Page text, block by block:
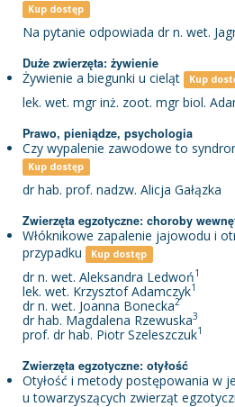
Kup dostęp
Na pytanie odpowiada dr n. wet.
Duże zwierzęta: żywienie
Żywienie a biegunki u cieląt Kup
lek. wet. mgr inż. zoot. mgr biol.
Prawo, pieniądze, psychologia
Czy wypalenie zawodowe to
Kup dostęp
dr hab. prof. nadzw. Alicja Gałązka
Zwierzęta egzotyczne: choroby
Włóknikowe zapalenie jajowodu i
przypadku
Kup dostęp
dr n. wet. Aleksandra Ledwoń1
lek. wet. Krzysztof Adamczyk1
dr n. wet. Joanna Bonecka2
dr hab. Magdalena Rzewuska3
prof. dr hab. Piotr Szeleszczuk1
Zwierzęta egzotyczne: otyłość
Otyłość i metody postępowania w
u towarzyszących zwierząt